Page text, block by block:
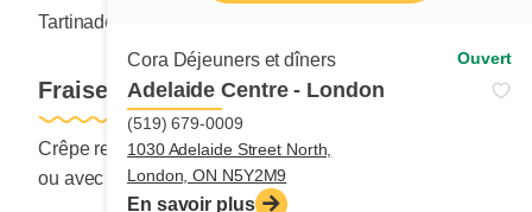
Cora Déjeuners et dîners Ouvert
Adelaide Centre - London
(519) 679-0009
1030 Adelaide Street North,
London, ON N5Y2M9
En savoir plus
Tartinade cacao-noisettes et bananes.
Fraises savoureuses
Crêpe remplie de fraises servie avec crème pâtissière
ou avec tartinade choco-noisettes.